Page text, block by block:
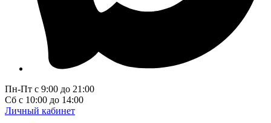
Пн-Пт с 9:00 до 21:00
Сб с 10:00 до 14:00
Личный кабинет